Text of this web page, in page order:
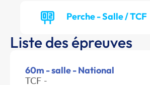
Perche - Salle / TCF
Liste des épreuves
60m - salle - National
TCF -